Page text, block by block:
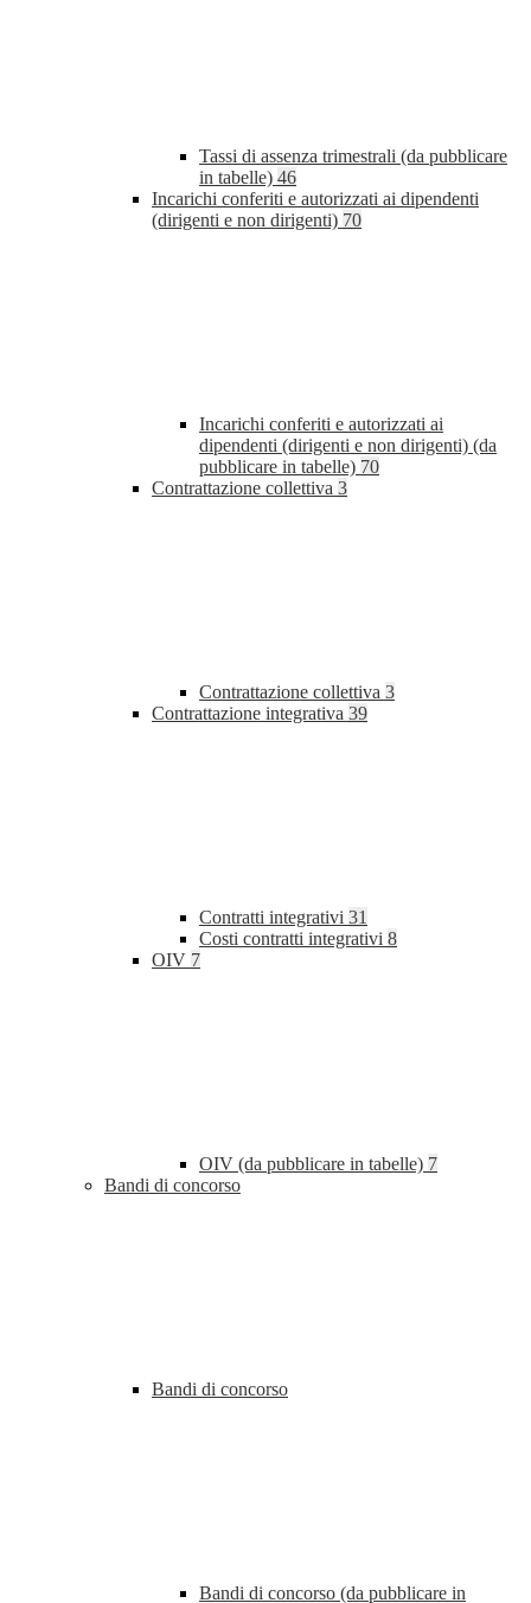
Tassi di assenza trimestrali (da pubblicare
in tabelle) 46
Incarichi conferiti e autorizzati ai dipendenti
(dirigenti e non dirigenti) 70
Incarichi conferiti e autorizzati ai
dipendenti (dirigenti e non dirigenti) (da
pubblicare in tabelle) 70
Contrattazione collettiva 3
Contrattazione collettiva 3
Contrattazione integrativa 39
Contratti integrativi 31
Costi contratti integrativi 8
OIV 7
OIV (da pubblicare in tabelle) 7
Bandi di concorso
Bandi di concorso
Bandi di concorso (da pubblicare in